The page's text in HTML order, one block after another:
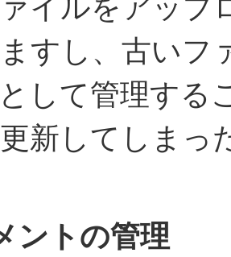
イルをアップ
すし、古いフ
して管理する
新してしまっ
ントの管理